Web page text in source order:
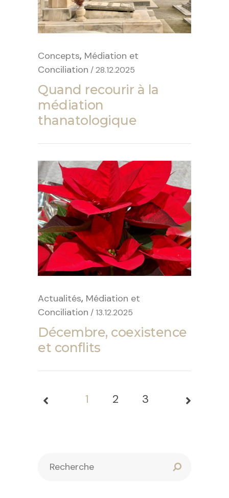
Concepts, Médiation et
Conciliation / 28.12.2025
Quand recourir à la
médiation
thanatologique
Actualités, Médiation et
Conciliation / 13.12.2025
Décembre, coexistence
et conflits
1 2 3